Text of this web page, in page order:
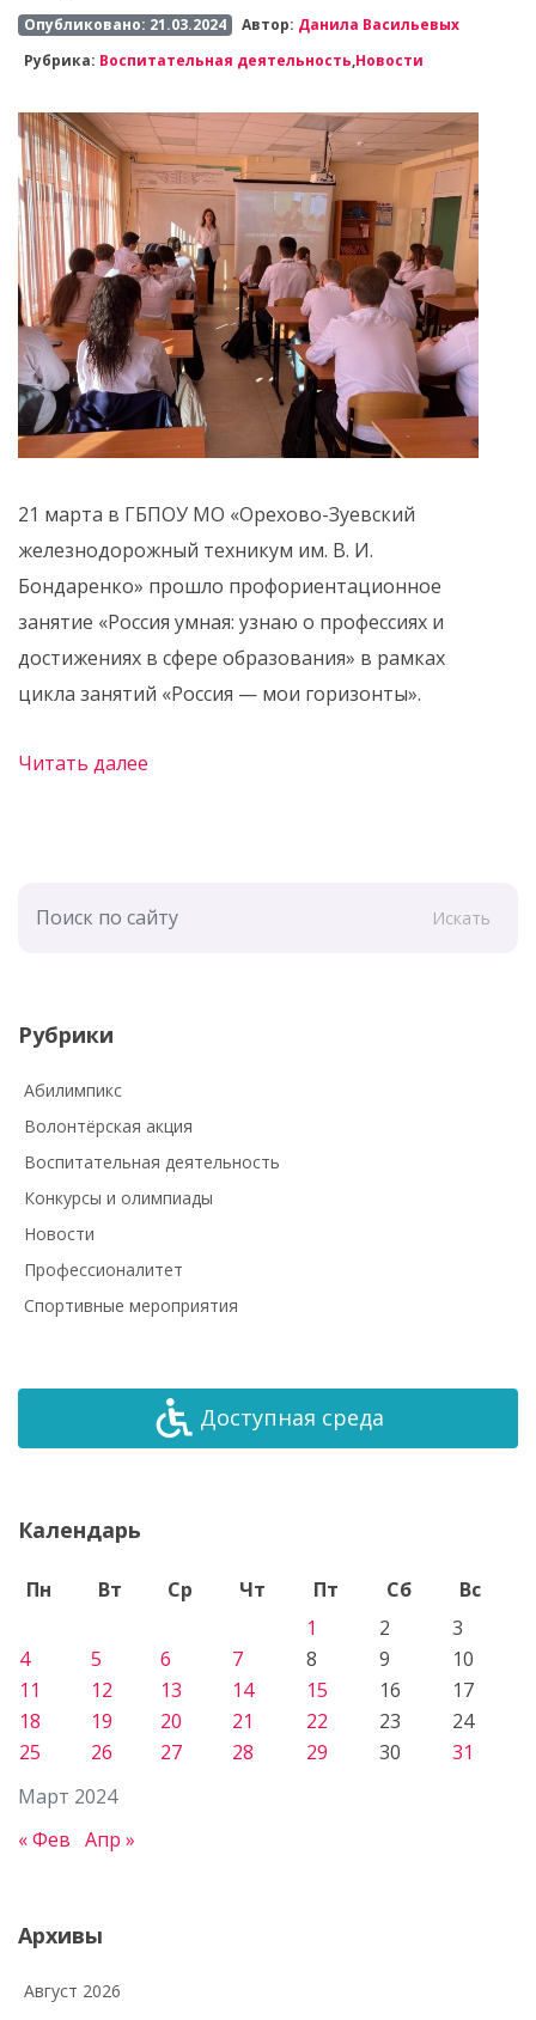
Опубликовано: 21.03.2024 Автор: Данила Васильевых
Рубрика: Воспитательная деятельность,Новости
21 марта в ГБПОУ МО «Орехово-Зуевский
железнодорожный техникум им. В. И.
Бондаренко» прошло профориентационное
занятие «Россия умная: узнаю о профессиях и
достижениях в сфере образования» в рамках
цикла занятий «Россия — мои горизонты».
Читать далее
Искать
Рубрики
Абилимпикс
Волонтёрская акция
Воспитательная деятельность
Конкурсы и олимпиады
Новости
Профессионалитет
Спортивные мероприятия
Доступная среда
Календарь
Март 2024
Пн Вт Ср Чт Пт Сб
Вс
1
2
3
4
5 6 7 8 9
10
11
12 13 14 15 16
17
18
19 20 21 22 23
24
25
26 27 28 29 30 31
« Фев Апр »
Архивы
Август 2026